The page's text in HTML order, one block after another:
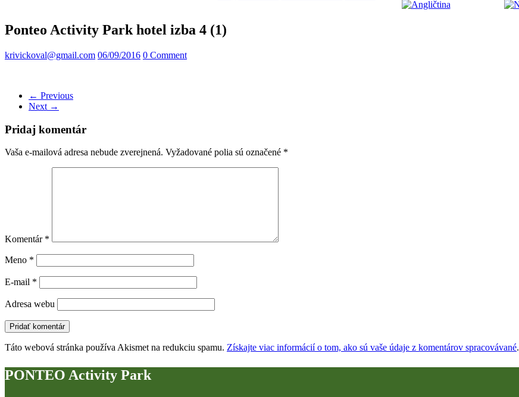
Ponteo Activity Park hotel izba 4 (1)
krivickoval@gmail.com 06/09/2016 0 Comment
← Previous
Next →
Pridaj komentár
Vaša e-mailová adresa nebude zverejnená. Vyžadované polia sú označené *
Komentár *
Meno *
E-mail *
Adresa webu
Táto webová stránka používa Akismet na redukciu spamu. Získajte viac informácií o tom, ako sú vaše údaje z komentárov spracovávané.
PONTEO Activity Park